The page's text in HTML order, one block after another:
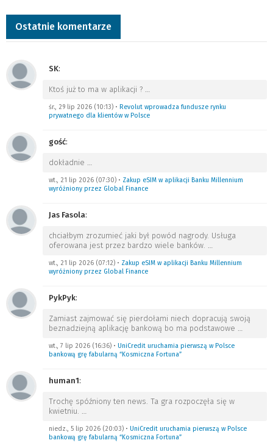
Ostatnie komentarze
SK:
Ktoś już to ma w aplikacji ? …
śr., 29 lip 2026 (10:13) • Revolut wprowadza fundusze rynku
prywatnego dla klientów w Polsce
gość:
dokładnie …
wt., 21 lip 2026 (07:30) • Zakup eSIM w aplikacji Banku Millennium
wyróżniony przez Global Finance
Jas Fasola:
chciałbym zrozumieć jaki był powód nagrody. Usługa
oferowana jest przez bardzo wiele banków. …
wt., 21 lip 2026 (07:12) • Zakup eSIM w aplikacji Banku Millennium
wyróżniony przez Global Finance
PykPyk:
Zamiast zajmować się pierdołami niech dopracują swoją
beznadziejną aplikację bankową bo ma podstawowe …
wt., 7 lip 2026 (16:36) • UniCredit uruchamia pierwszą w Polsce
bankową grę fabularną “Kosmiczna Fortuna”
human1:
Trochę spóźniony ten news. Ta gra rozpoczęła się w
kwietniu. …
niedz., 5 lip 2026 (20:03) • UniCredit uruchamia pierwszą w Polsce
bankową grę fabularną “Kosmiczna Fortuna”